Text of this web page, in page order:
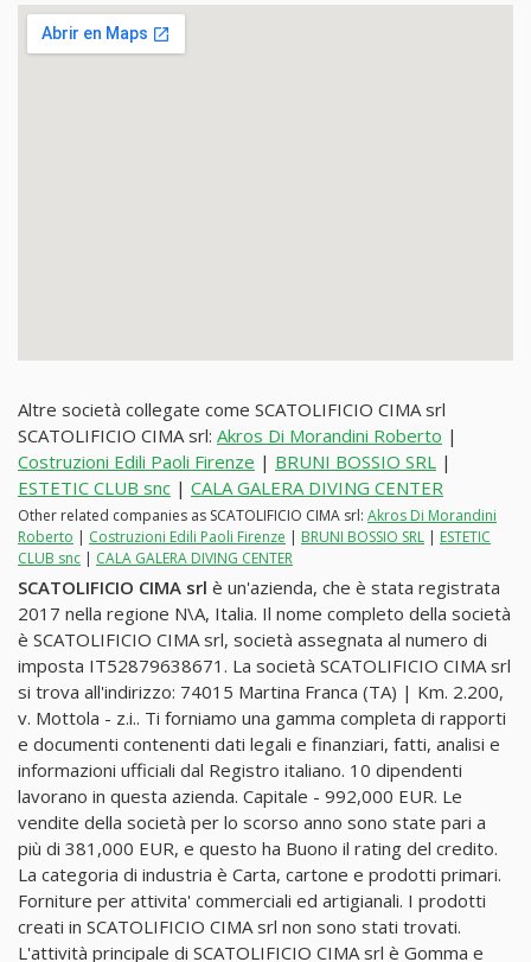
Altre società collegate come SCATOLIFICIO CIMA srl
SCATOLIFICIO CIMA srl: Akros Di Morandini Roberto |
Costruzioni Edili Paoli Firenze | BRUNI BOSSIO SRL |
ESTETIC CLUB snc | CALA GALERA DIVING CENTER
Other related companies as SCATOLIFICIO CIMA srl: Akros Di Morandini
Roberto | Costruzioni Edili Paoli Firenze | BRUNI BOSSIO SRL | ESTETIC
CLUB snc | CALA GALERA DIVING CENTER
SCATOLIFICIO CIMA srl è un'azienda, che è stata registrata
2017 nella regione N\A, Italia. Il nome completo della società
è SCATOLIFICIO CIMA srl, società assegnata al numero di
imposta IT52879638671. La società SCATOLIFICIO CIMA srl
si trova all'indirizzo: 74015 Martina Franca (TA) | Km. 2.200,
v. Mottola - z.i.. Ti forniamo una gamma completa di rapporti
e documenti contenenti dati legali e finanziari, fatti, analisi e
informazioni ufficiali dal Registro italiano. 10 dipendenti
lavorano in questa azienda. Capitale - 992,000 EUR. Le
vendite della società per lo scorso anno sono state pari a
più di 381,000 EUR, e questo ha Buono il rating del credito.
La categoria di industria è Carta, cartone e prodotti primari.
Forniture per attivita' commerciali ed artigianali. I prodotti
creati in SCATOLIFICIO CIMA srl non sono stati trovati.
L'attività principale di SCATOLIFICIO CIMA srl è Gomma e